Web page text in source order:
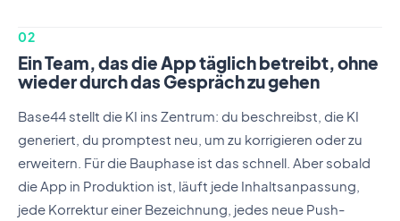
02
Ein Team, das die App täglich betreibt, ohne
wieder durch das Gespräch zu gehen
Base44 stellt die KI ins Zentrum: du beschreibst, die KI
generiert, du promptest neu, um zu korrigieren oder zu
erweitern. Für die Bauphase ist das schnell. Aber sobald
die App in Produktion ist, läuft jede Inhaltsanpassung,
jede Korrektur einer Bezeichnung, jedes neue Push-